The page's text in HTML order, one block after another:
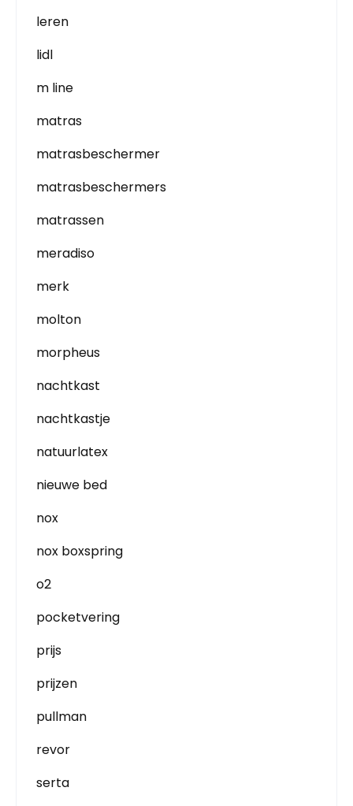
leren
lidl
m line
matras
matrasbeschermer
matrasbeschermers
matrassen
meradiso
merk
molton
morpheus
nachtkast
nachtkastje
natuurlatex
nieuwe bed
nox
nox boxspring
o2
pocketvering
prijs
prijzen
pullman
revor
serta